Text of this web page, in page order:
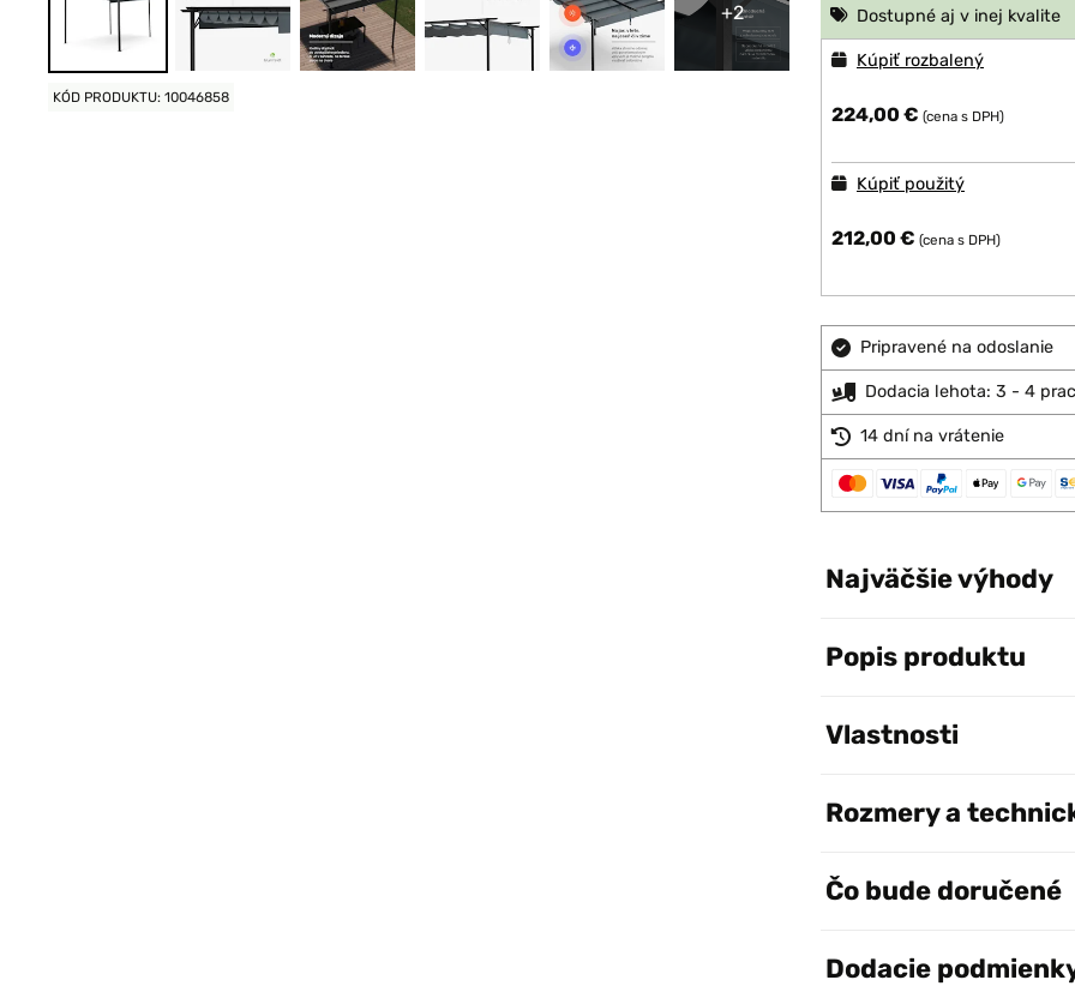
+2
KÓD PRODUKTU: 10046858
Dostupné aj v inej kvalite
Kúpiť rozbalený
224,00 € (cena s DPH)
Kúpiť použitý
212,00 € (cena s DPH)
Pripravené na odoslanie
Dodacia lehota: 3 - 4
14 dní na vrátenie
Najväčšie výhody
Popis produktu
Vlastnosti
Rozmery a
Čo bude doručené
Dodacie